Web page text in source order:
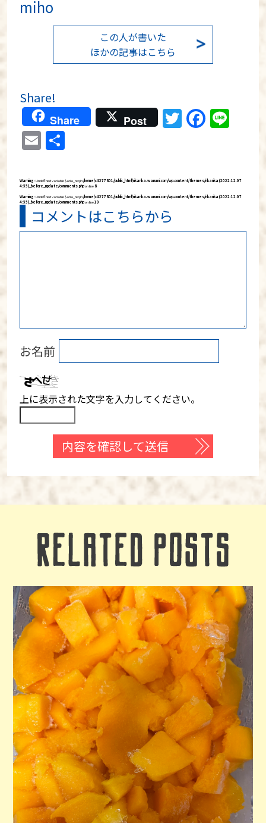
miho
この人が書いた
ほかの記事はこちら
Share!
Share Post Twitter
Email
Warning: Undefined variable $aria_req in/home/c4277801/public_html/rikarika-warumi.com/wp-content/themes/rikarika (2022:12:07
4:55)_before_update/comments.phpon line 8
Warning: Undefined variable $aria_req in/home/c4277801/public_html/rikarika-warumi.com/wp-content/themes/rikarika (2022:12:07
4:55)_before_update/comments.phpon line10
コメントはこちらから
お名前
上に表示された文字を入力してください。